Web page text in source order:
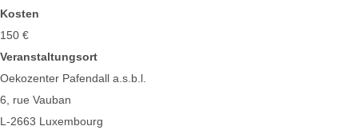
Kosten
150 €
Veranstaltungsort
Oekozenter Pafendall a.s.b.l.
6, rue Vauban
L-2663 Luxembourg